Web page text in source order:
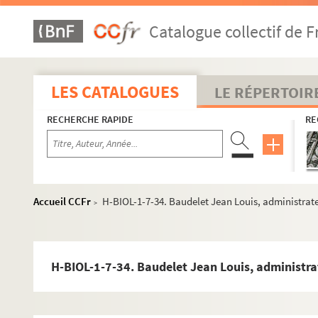
Catalogue collectif de
LES CATALOGUES LE
RECHERCHE RAPIDE
Accueil CCFr >
H-BIOL-1-7-34. Baudelet Jean Louis,
H-BIOL-1-7-34. Baudelet Jean Louis,
H-BIOL-1-5. Ancelet à Artaud
H-BIOL-1-6. As Pois à Auger
H-BIOL-1-7-1. Bacqueville, musicien
H-BIOL-1-7-2. Bachmann, violoniste
H-BIOL-1-7-3. Bachy Charles, agronome
H-BIOL-1-7-4. Bafaleur, curé doyen
H-BIOL-1-7-5. Baggio César, conseiller municipal
H-BIOL-1-7-7. Bailloeuil Henri Isidore, capitaine
H-BIOL-1-7-10. Baillon Adrien Joseph, juge